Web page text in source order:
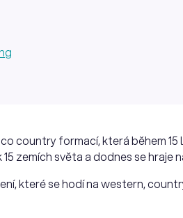
country formací, která během
15 zemích světa a dodnes se hraje
které se hodí na western,